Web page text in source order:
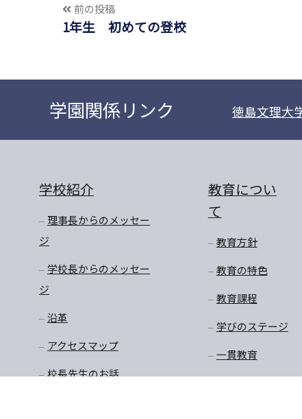
前の投稿
1年生 初めての登校
学園関係リンク 徳島文理大
学校紹介
理事長からのメッセー
ジ
学校長からのメッセー
ジ
沿革
アクセスマップ
校長先生のお話
教育につい
て
教育方針
教育の特色
教育課程
学びのステージ
一貫教育